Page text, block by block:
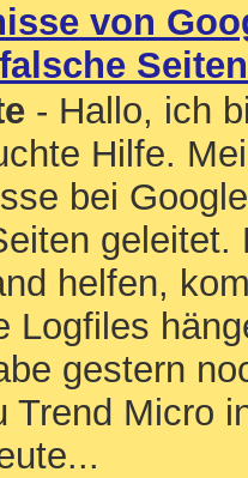
von
- Hallo, ich
Hilfe.
bei
geleitet.
helfen,
Logfiles
gestern
Trend Micro